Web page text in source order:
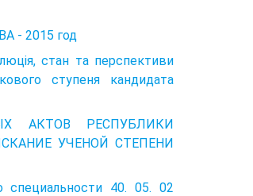
- 2015 год
стан та перспективи
ступеня кандидата
АКТОВ РЕСПУБЛИКИ
УЧЕНОЙ СТЕПЕНИ
специальности 40. 05. 02